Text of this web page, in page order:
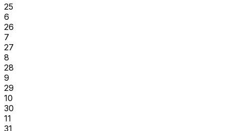
25
6
26
7
27
8
28
9
29
10
30
11
31